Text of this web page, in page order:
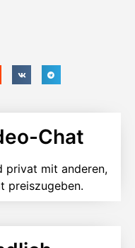
Chat
privat mit anderen,
preiszugeben.